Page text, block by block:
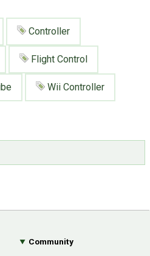
Controller
Flight Control
Wii Controller
Community